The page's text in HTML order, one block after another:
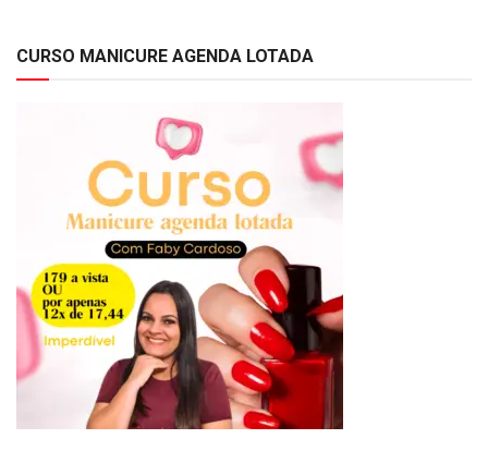
CURSO MANICURE AGENDA LOTADA